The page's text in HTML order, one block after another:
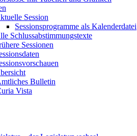
Session
Sessionsprogramme als Kalenderdatei
Schlussabstimmungstexte
Sessionen
Bulletin
Vista